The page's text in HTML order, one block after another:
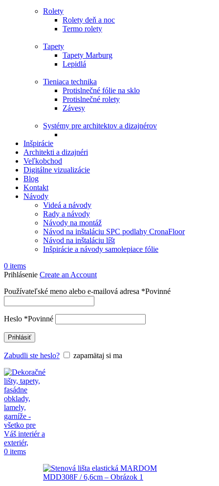
Rolety
Rolety deň a noc
Termo rolety
Tapety
Tapety Marburg
Lepidlá
Tieniaca technika
Protislnečné fólie na sklo
Protislnečné rolety
Závesy
Systémy pre architektov a dizajnérov
Inšpirácie
Architekti a dizajnéri
Veľkobchod
Digitálne vizualizácie
Blog
Kontakt
Návody
Videá a návody
Rady a návody
Návody na montáž
Návod na inštaláciu SPC podlahy CronaFloor
Návod na inštaláciu líšt
Inšpirácie a návody samolepiace fólie
0 items
Prihlásenie Create an Account
Používateľské meno alebo e-mailová adresa *Povinné
Heslo *Povinné
Prihlásiť
Zabudli ste heslo? zapamätaj si ma
0 items